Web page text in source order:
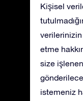
Kişisel
verilerinizin
etme
size
istemeniz